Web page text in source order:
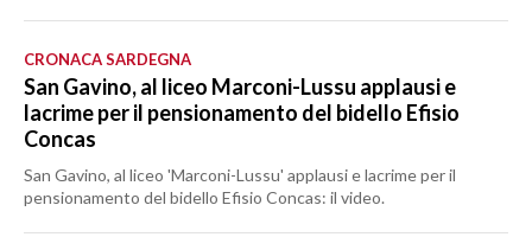
CRONACA SARDEGNA
San Gavino, al liceo Marconi-Lussu applausi e
lacrime per il pensionamento del bidello Efisio
Concas
San Gavino, al liceo 'Marconi-Lussu' applausi e lacrime per il
pensionamento del bidello Efisio Concas: il video.